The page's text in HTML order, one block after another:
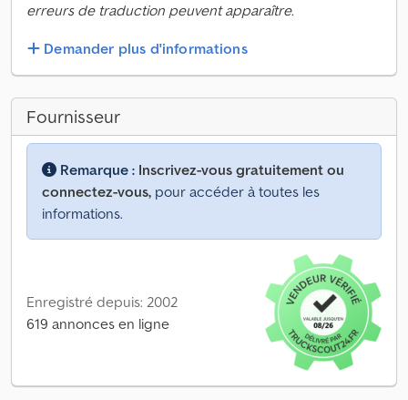
erreurs de traduction peuvent apparaître.
Demander plus d'informations
Fournisseur
Remarque : Inscrivez-vous gratuitement ou
connectez-vous, pour accéder à toutes les
informations.
Enregistré depuis: 2002
619 annonces en ligne